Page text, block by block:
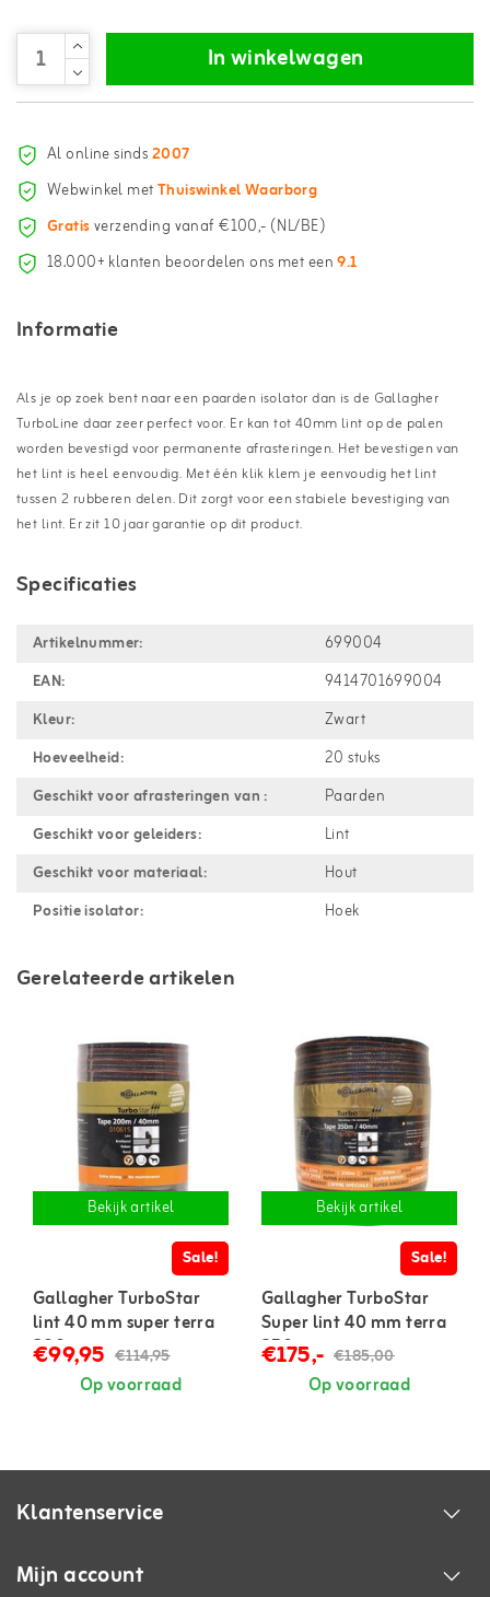
In winkelwagen
Al online sinds2007
Webwinkel metThuiswinkel Waarborg
Gratisverzending vanaf €100,- (NL/BE)
18.000+ klanten beoordelen ons met een9.1
Informatie
Als je op zoek bent naar een paarden isolator dan is de Gallagher
TurboLine daar zeer perfect voor. Er kan tot 40mm lint op de palen
worden bevestigd voor permanente afrasteringen. Het bevestigen van
het lint is heel eenvoudig. Met één klik klem je eenvoudig het lint
tussen 2 rubberen delen. Dit zorgt voor een stabiele bevestiging van
het lint. Er zit 10 jaar garantie op dit product.
Specificaties
Artikelnummer:
699004
EAN:
9414701699004
Kleur:
Zwart
Hoeveelheid:
20 stuks
Geschikt voor afrasteringen van :
Paarden
Geschikt voor geleiders:
Lint
Geschikt voor materiaal:
Hout
Positie isolator:
Hoek
Gerelateerde artikelen
Bekijk artikel
Sale!
Gallagher TurboStar
lint 40 mm super terra
200 m
€99,95 €114,95
Op voorraad
Bekijk artikel
Sale!
Gallagher TurboStar
Super lint 40 mm terra
350 m
€175,- €185,00
Op voorraad
Klantenservice
Mijn account